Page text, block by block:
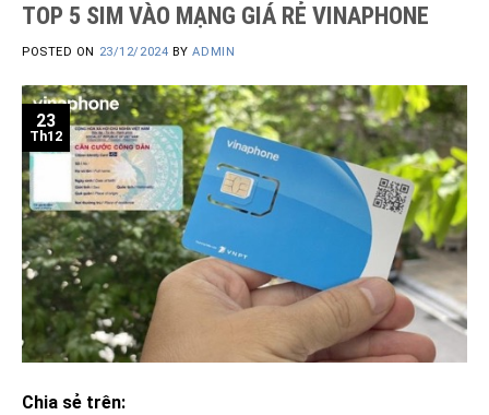
TOP 5 SIM VÀO MẠNG GIÁ RẺ VINAPHONE
POSTED ON 23/12/2024 BYADMIN
23
Th12
Chia sẻ trên: